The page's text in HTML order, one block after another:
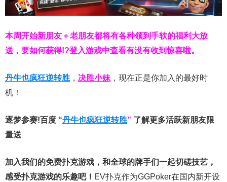
本周开始新朋友＋老朋友都将有各种领到手软的福利大放
送，要如何获得!?登入游戏中查看有没有收到惊喜啦。
丹牛也疯狂逆转胜 ， 决胜小妹 ，现在正是你加入的最好时
机！
逐梦参赛!百度 “丹牛也疯狂逆转胜” 了解更多活跃新朋友限
量送
加入我们的免费扑克游戏，和全球的牌手们一起切磋技艺，
感受扑克游戏的乐趣吧！ EV扑克作为GGPoker在国内新开设